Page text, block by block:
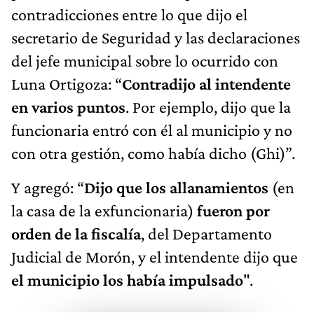
contradicciones entre lo que dijo el
secretario de Seguridad y las declaraciones
del jefe municipal sobre lo ocurrido con
Luna Ortigoza: “Contradijo al intendente
en varios puntos. Por ejemplo, dijo que la
funcionaria entró con él al municipio y no
con otra gestión, como había dicho (Ghi)”.
Y agregó: “Dijo que los allanamientos (en
la casa de la exfuncionaria) fueron por
orden de la fiscalía, del Departamento
Judicial de Morón, y el intendente dijo que
el municipio los había impulsado".